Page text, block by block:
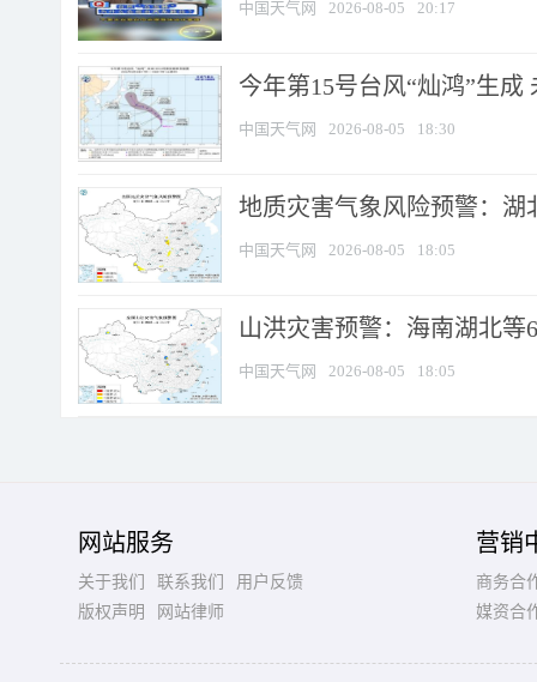
中国天气网 2026-08-05 20:17
今年第15号台风“灿鸿”生成
中国天气网 2026-08-05 18:30
地质灾害气象风险预警：湖
中国天气网 2026-08-05 18:05
山洪灾害预警：海南湖北
中国天气网 2026-08-05 18:05
网站服务
关于我们 联系我们
用户反馈
版权声明
网站律师
营销
商务合
媒资合